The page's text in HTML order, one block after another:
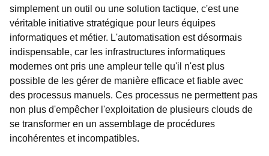
simplement un outil ou une solution tactique, c'est une
véritable initiative stratégique pour leurs équipes
informatiques et métier. L'automatisation est désormais
indispensable, car les infrastructures informatiques
modernes ont pris une ampleur telle qu'il n'est plus
possible de les gérer de manière efficace et fiable avec
des processus manuels. Ces processus ne permettent pas
non plus d'empêcher l'exploitation de plusieurs clouds de
se transformer en un assemblage de procédures
incohérentes et incompatibles.